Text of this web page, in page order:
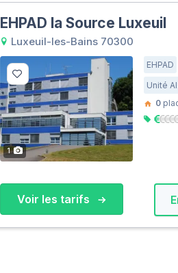
EHPAD la Source Luxeuil
Luxeuil-les-Bains 70300
1
EHPAD
Unité
0
Voir les tarifs